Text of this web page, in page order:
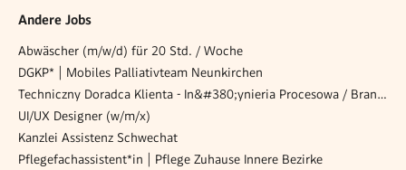
Andere Jobs
Abwäscher (m/w/d) für 20 Std. / Woche
DGKP* | Mobiles Palliativteam Neunkirchen
Techniczny Doradca Klienta - In&#380;ynieria Procesowa / Bran&#380;a Tworzyw Sztucznych (m/k)
UI/UX Designer (w/m/x)
Kanzlei Assistenz Schwechat
Pflegefachassistent*in | Pflege Zuhause Innere Bezirke